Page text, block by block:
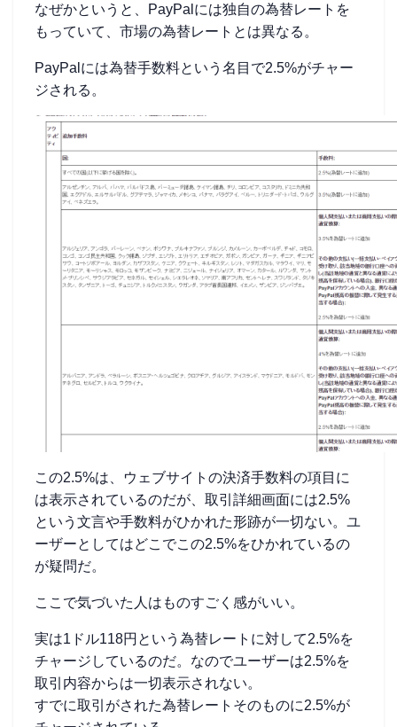
なぜかというと、PayPalには独自の為替レートを
もっていて、市場の為替レートとは異なる。
PayPalには為替手数料という名目で2.5%がチャー
ジされる。
この2.5%は、ウェブサイトの決済手数料の項目に
は表示されているのだが、取引詳細画面には2.5%
という文言や手数料がひかれた形跡が一切ない。ユ
ーザーとしてはどこでこの2.5%をひかれているの
が疑問だ。
ここで気づいた人はものすごく感がいい。
実は1ドル118円という為替レートに対して2.5%を
チャージしているのだ。なのでユーザーは2.5%を
取引内容からは一切表示されない。
すでに取引がされた為替レートそのものに2.5%が